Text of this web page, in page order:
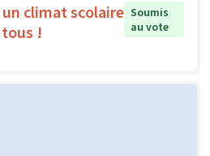
climat scolaire
tous !
Soumis
au vote